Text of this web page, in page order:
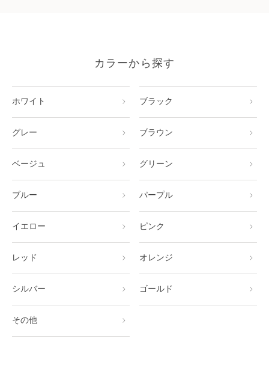
カラーから探す
ホワイト ブラック
グレー ブラウン
ベージュ グリーン
ブルー パープル
イエロー ピンク
レッド オレンジ
シルバー ゴールド
その他